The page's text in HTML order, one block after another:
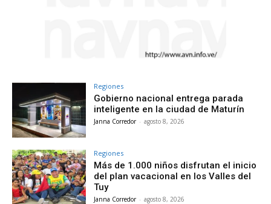
Regiones
Gobierno nacional entrega parada
inteligente en la ciudad de Maturín
Janna Corredor - agosto 8, 2026
Regiones
Más de 1.000 niños disfrutan el inicio
del plan vacacional en los Valles del
Tuy
Janna Corredor - agosto 8, 2026